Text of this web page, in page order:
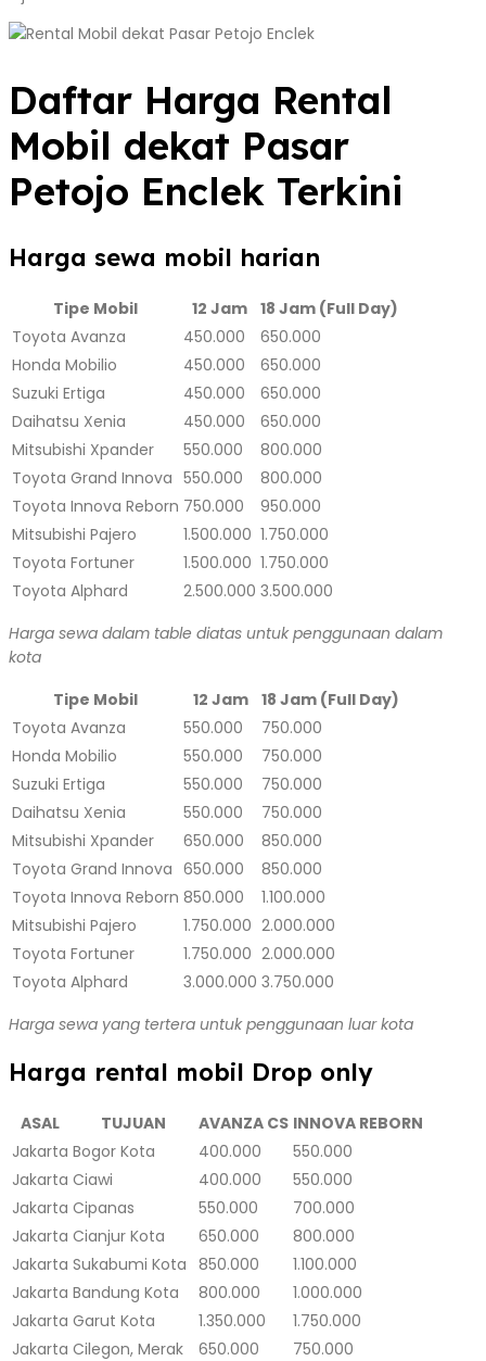
Daftar Harga Rental
Mobil dekat Pasar
Petojo Enclek Terkini
Harga sewa mobil harian
Tipe Mobil 12 Jam 18 Jam (Full Day)
Toyota Avanza
450.000
650.000
Honda Mobilio
450.000
650.000
Suzuki Ertiga
450.000
650.000
Daihatsu Xenia
450.000
650.000
Mitsubishi Xpander
550.000
800.000
Toyota Grand Innova 550.000
800.000
Toyota Innova Reborn 750.000
950.000
Mitsubishi Pajero
1.500.000 1.750.000
Toyota Fortuner
1.500.000 1.750.000
Toyota Alphard
2.500.000 3.500.000
Harga sewa dalam table diatas untuk penggunaan dalam
kota
Tipe Mobil
12 Jam
18 Jam (Full Day)
Toyota Avanza
550.000
750.000
Honda Mobilio
550.000
750.000
Suzuki Ertiga
550.000
750.000
Daihatsu Xenia
550.000
750.000
Mitsubishi Xpander
650.000
850.000
Toyota Grand Innova 650.000
850.000
Toyota Innova Reborn 850.000
1.100.000
Mitsubishi Pajero
1.750.000 2.000.000
Toyota Fortuner
1.750.000 2.000.000
Toyota Alphard
3.000.000 3.750.000
Harga sewa yang tertera untuk penggunaan luar kota
Harga rental mobil Drop only
ASAL TUJUAN AVANZA CS INNOVA REBORN
Jakarta Bogor Kota 400.000
550.000
Jakarta Ciawi 400.000
550.000
Jakarta Cipanas 550.000
700.000
Jakarta Cianjur Kota 650.000
800.000
Jakarta Sukabumi Kota 850.000
1.100.000
Jakarta Bandung Kota 800.000
1.000.000
Jakarta Garut Kota 1.350.000
1.750.000
Jakarta Cilegon, Merak 650.000
750.000